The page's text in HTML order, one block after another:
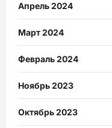
Апрель 2024
Март 2024
Февраль 2024
Ноябрь 2023
Октябрь 2023